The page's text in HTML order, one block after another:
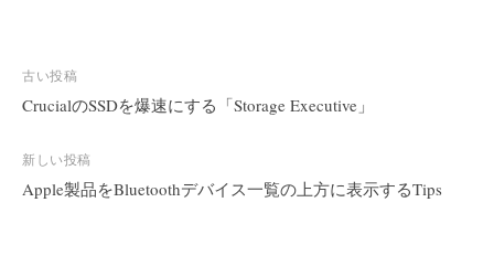
稿
ナ
ビ
古い投稿
CrucialのSSDを爆速にする「Storage Executive」
新しい投稿
Apple製品をBluetoothデバイス一覧の上方に表示するTips